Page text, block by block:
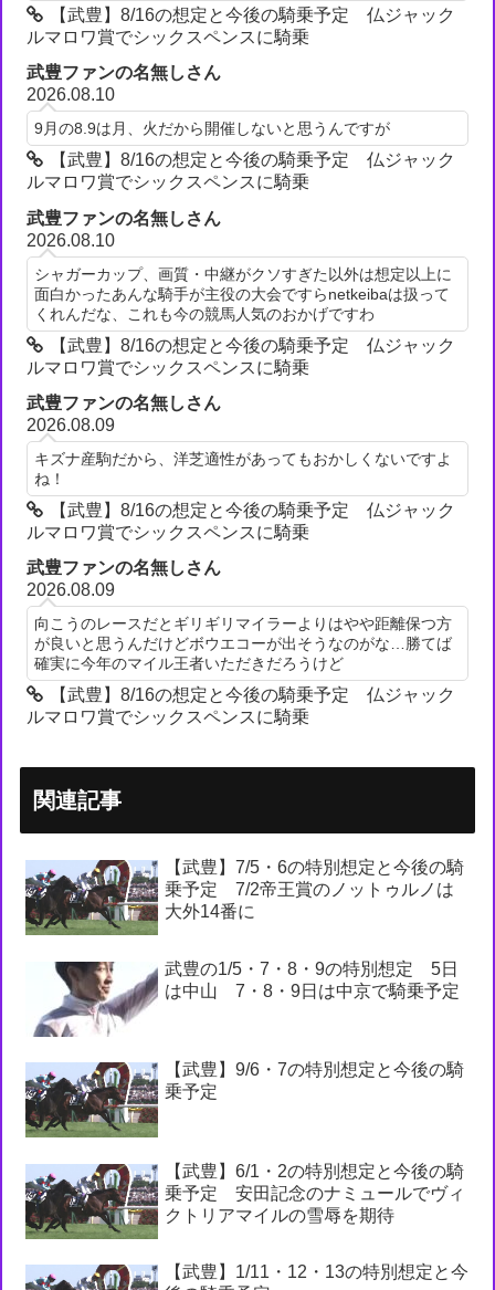
【武豊】8/16の想定と今後の騎乗予定 仏ジャック
ルマロワ賞でシックスペンスに騎乗
武豊ファンの名無しさん
2026.08.10
9月の8.9は月、火だから開催しないと思うんですが
【武豊】8/16の想定と今後の騎乗予定 仏ジャック
ルマロワ賞でシックスペンスに騎乗
武豊ファンの名無しさん
2026.08.10
シャガーカップ、画質・中継がクソすぎた以外は想定以上に
面白かったあんな騎手が主役の大会ですらnetkeibaは扱って
くれんだな、これも今の競馬人気のおかげですわ
【武豊】8/16の想定と今後の騎乗予定 仏ジャック
ルマロワ賞でシックスペンスに騎乗
武豊ファンの名無しさん
2026.08.09
キズナ産駒だから、洋芝適性があってもおかしくないですよ
ね！
【武豊】8/16の想定と今後の騎乗予定 仏ジャック
ルマロワ賞でシックスペンスに騎乗
武豊ファンの名無しさん
2026.08.09
向こうのレースだとギリギリマイラーよりはやや距離保つ方
が良いと思うんだけどボウエコーが出そうなのがな…勝てば
確実に今年のマイル王者いただきだろうけど
【武豊】8/16の想定と今後の騎乗予定 仏ジャック
ルマロワ賞でシックスペンスに騎乗
関連記事
【武豊】7/5・6の特別想定と今後の騎
乗予定 7/2帝王賞のノットゥルノは
大外14番に
武豊の1/5・7・8・9の特別想定 5日
は中山 7・8・9日は中京で騎乗予定
【武豊】9/6・7の特別想定と今後の騎
乗予定
【武豊】6/1・2の特別想定と今後の騎
乗予定 安田記念のナミュールでヴィ
クトリアマイルの雪辱を期待
【武豊】1/11・12・13の特別想定と今